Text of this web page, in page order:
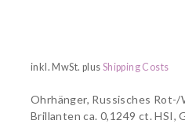
inkl. MwSt. plus Shipping Costs
Ohrhänger, Russisches
Brillanten ca. 0,1249 ct. HSI,